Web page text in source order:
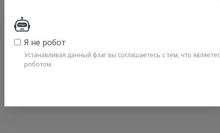
ОТПРАВИТЬ
Я не робот
Устанавливая данный флаг вы соглашаетесь с тем, что
роботом.